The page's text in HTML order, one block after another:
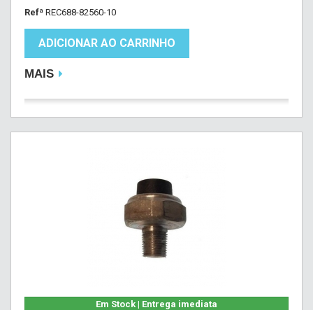
Refª REC688-82560-10
ADICIONAR AO CARRINHO
MAIS
Em Stock | Entrega imediata